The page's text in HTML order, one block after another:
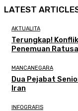
LATEST
AKTUALITA
Terungkap!
Penemuan
MANCANEGARA
Dua Pejabat
Iran
INFOGRAFIS